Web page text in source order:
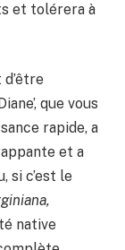
et tolérera à
que vous
rapide, a
et a
si c’est le
native